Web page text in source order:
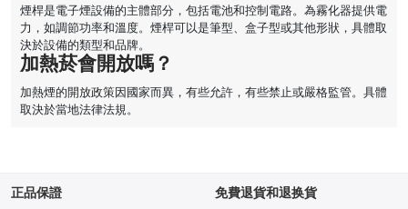
煙桿是電子煙設備的主體部分，包括電池和控制電路。為霧化器提供電
力，如調節功率和溫度。煙桿可以是筆型、盒子型或其他形狀，具體取
決於設備的類型和品牌。
加熱菸會開放嗎？
加熱煙的開放政策因國家而異，有些允許，有些禁止或嚴格監管。具體
取決於當地法律法規。
正品保證 免費退貨和退换貨